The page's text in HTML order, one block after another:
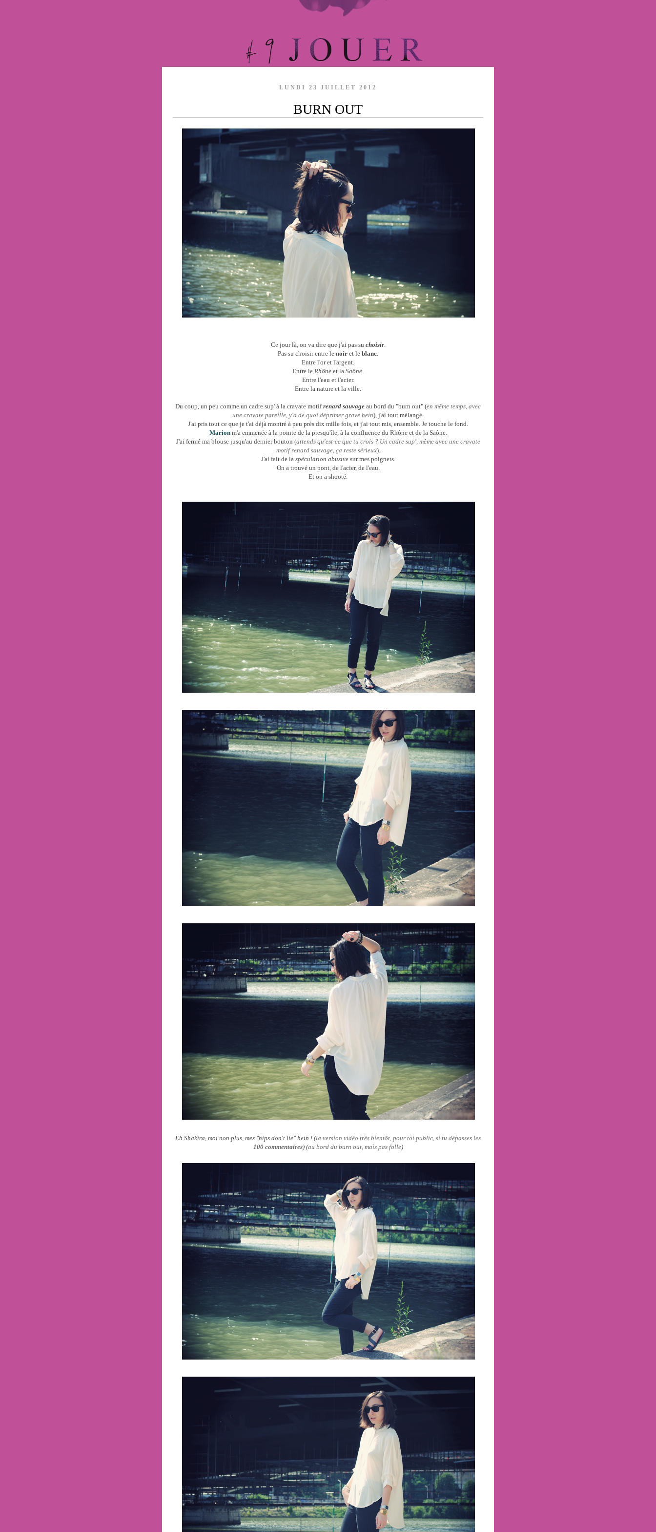
LUNDI 23 JUILLET 2012
BURN OUT
Ce jour là, on va dire que j'ai pas su choisir.
Pas su choisir entre le noir et le blanc.
Entre l'or et l'argent.
Entre le Rhône et la Saône.
Entre l'eau et l'acier.
Entre la nature et la ville.
Du coup, un peu comme un cadre sup' à la cravate motifrenard sauvage au bord du "burn out" (en même temps, avec
une cravate pareille, y'a de quoi déprimer grave hein), j'ai tout mélangé.
J'ai pris tout ce que je t'ai déjà montré à peu près dix mille fois, et j'ai tout mis, ensemble. Je touche le fond.
Marionm'a emmenée à la pointe de la presqu'île, à la confluence du Rhône et de la Saône.
J'ai fermé ma blouse jusqu'au dernier bouton (attends qu'est-ce que tu crois ? Un cadre sup', même avec une cravate
motif renard sauvage, ça reste sérieux).
J'ai fait de la spéculation abusivesur mes poignets.
On a trouvé un pont, de l'acier, de l'eau.
Et on a shooté.
Eh Shakira, moi non plus, mes "hips don't lie" hein ! (la version vidéo très bientôt, pour toi public, si tu dépasses les
100 commentaires) (au bord du burn out, mais pas folle)